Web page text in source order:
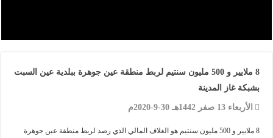
8 ملايير و 500 مليون سنتيم لربط منطقة عين جوهرة ببلدية عين السبت
بشبكة غاز المدينة
الأربعاء 13 صفر 1442هـ 30-9-2020م
8 ملايير و 500 مليون سنتيم هو الغلاف المالي الذي رصد لربط منطقة عين جوهرة